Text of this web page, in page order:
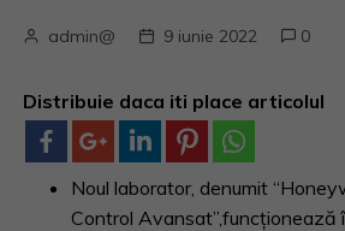
admin@ 9 iunie 2022 0
Distribuie daca iti place articolul
Noul laborator, denumit
Control Avansat”,funcționează